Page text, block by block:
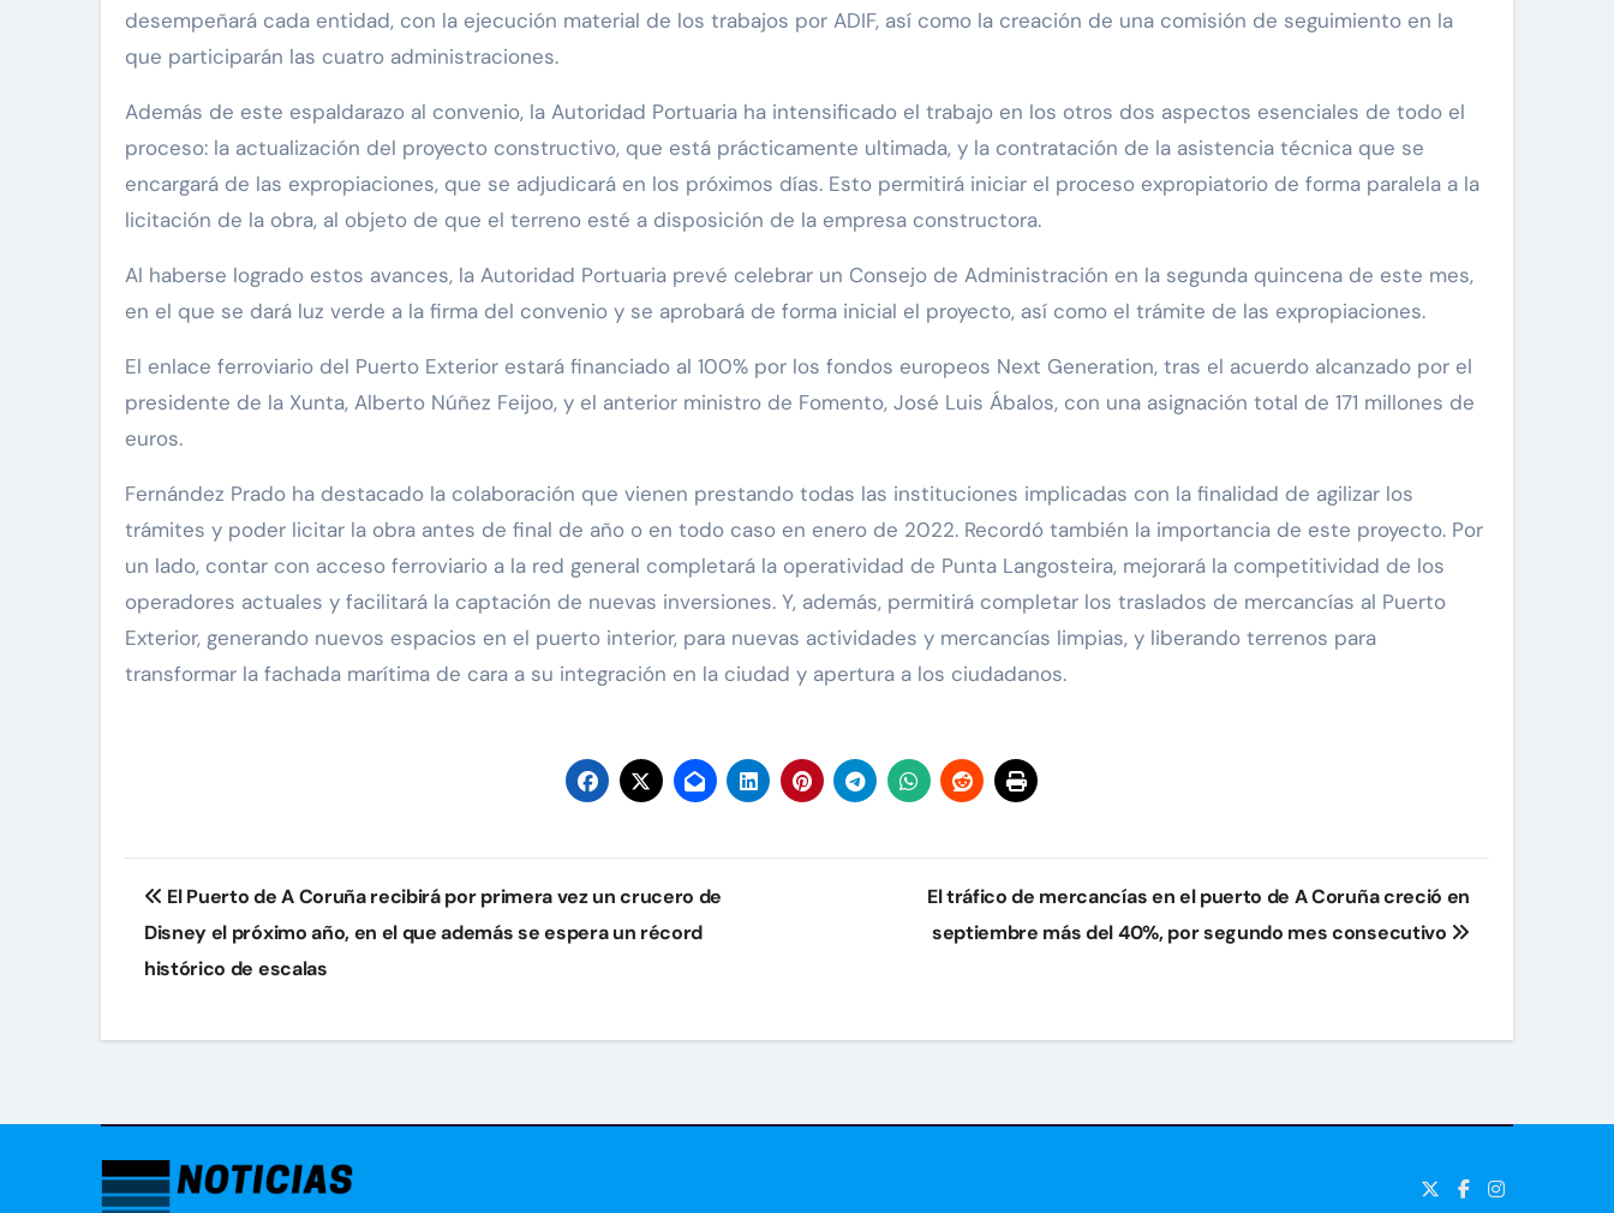
desempeñará cada entidad, con la ejecución material de los trabajos por ADIF, así como la creación de una comisión de seguimiento en la
que participarán las cuatro administraciones.
Además de este espaldarazo al convenio, la Autoridad Portuaria ha intensificado el trabajo en los otros dos aspectos esenciales de todo el
proceso: la actualización del proyecto constructivo, que está prácticamente ultimada, y la contratación de la asistencia técnica que se
encargará de las expropiaciones, que se adjudicará en los próximos días. Esto permitirá iniciar el proceso expropiatorio de forma paralela a la
licitación de la obra, al objeto de que el terreno esté a disposición de la empresa constructora.
Al haberse logrado estos avances, la Autoridad Portuaria prevé celebrar un Consejo de Administración en la segunda quincena de este mes,
en el que se dará luz verde a la firma del convenio y se aprobará de forma inicial el proyecto, así como el trámite de las expropiaciones.
El enlace ferroviario del Puerto Exterior estará financiado al 100% por los fondos europeos Next Generation, tras el acuerdo alcanzado por el
presidente de la Xunta, Alberto Núñez Feijoo, y el anterior ministro de Fomento, José Luis Ábalos, con una asignación total de 171 millones de
euros.
Fernández Prado ha destacado la colaboración que vienen prestando todas las instituciones implicadas con la finalidad de agilizar los
trámites y poder licitar la obra antes de final de año o en todo caso en enero de 2022. Recordó también la importancia de este proyecto. Por
un lado, contar con acceso ferroviario a la red general completará la operatividad de Punta Langosteira, mejorará la competitividad de los
operadores actuales y facilitará la captación de nuevas inversiones. Y, además, permitirá completar los traslados de mercancías al Puerto
Exterior, generando nuevos espacios en el puerto interior, para nuevas actividades y mercancías limpias, y liberando terrenos para
transformar la fachada marítima de cara a su integración en la ciudad y apertura a los ciudadanos.
Navegación
de
entradas
El Puerto de A Coruña recibirá por primera vez un crucero de
Disney el próximo año, en el que además se espera un récord
histórico de escalas
El tráfico de mercancías en el puerto de A Coruña creció en
septiembre más del 40%, por segundo mes consecutivo